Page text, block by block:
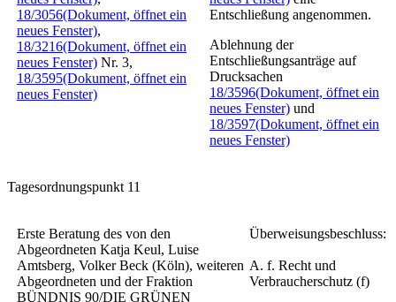
18/3056(Dokument, öffnet ein
neues Fenster),
18/3216(Dokument, öffnet ein
neues Fenster) Nr. 3,
18/3595(Dokument, öffnet ein
neues Fenster)
Entschließung angenommen.
Ablehnung der
Entschließungsanträge auf
Drucksachen
18/3596(Dokument, öffnet ein
neues Fenster) und
18/3597(Dokument, öffnet ein
neues Fenster)
Tagesordnungspunkt 11
Erste Beratung des von den
Abgeordneten Katja Keul, Luise
Amtsberg, Volker Beck (Köln), weiteren
Abgeordneten und der Fraktion
BÜNDNIS 90/DIE GRÜNEN
Überweisungsbeschluss:
A. f. Recht und
Verbraucherschutz (f)